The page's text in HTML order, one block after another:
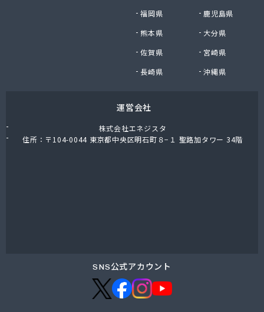
鈴与商事株式会社 松本支店 くらしサポート課
福岡県
鹿児島県
熊本県
大分県
佐賀県
宮崎県
長崎県
沖縄県
運営会社
株式会社エネジスタ
住所：〒104-0044 東京都中央区明石町８−１ 聖路加タワー 34階
SNS公式アカウント